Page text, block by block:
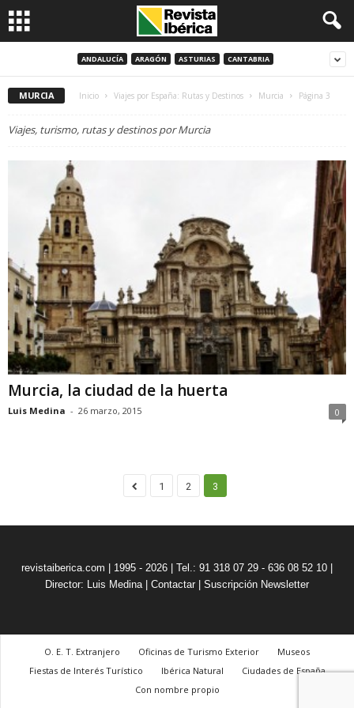
ANDALUCÍA ARAGÓN ASTURIAS CANTABRIA
MURCIA Inicio Viajes por España: Rutas y Destinos Murcia Página 3
Viajes, turismo, rutas y destinos por Murcia
Murcia, la ciudad de la huerta
Luis Medina - 26 marzo, 2015 0
1 2 3
revistaiberica.com | 1995 - 2026 | Tel.: 91 318 07 29 - 636 08 52 10 |
Director: Luis Medina| Contactar Suscripción Newsletter
O. E. T. Extranjero Oficinas de Turismo Exterior
Museos
Fiestas de Interés Turístico
Ibérica Natural
Ciudades de España
Con nombre propio